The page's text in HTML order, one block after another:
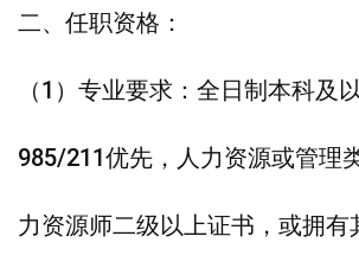
二、任职资格：
（1）专业要求：全日制本科及
985/211优先，人力资源或管理
力资源师二级以上证书，或拥有